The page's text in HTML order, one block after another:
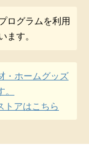
ログラムを利用
ます。
・ホームグッズ
トアはこちら